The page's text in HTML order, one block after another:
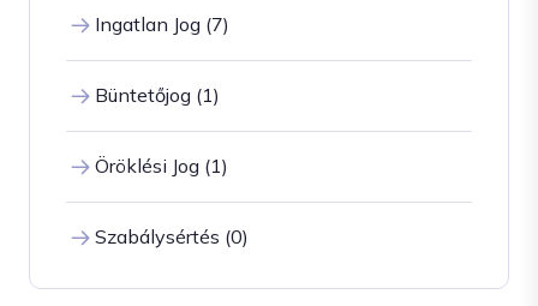
Ingatlan Jog (7)
Büntetőjog (1)
Öröklési Jog (1)
Szabálysértés (0)